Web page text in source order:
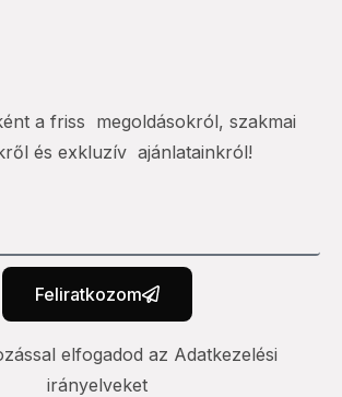
a friss megoldásokról, szakmai
és exkluzív ajánlatainkról!
Feliratkozom
elfogadod az Adatkezelési
irányelveket